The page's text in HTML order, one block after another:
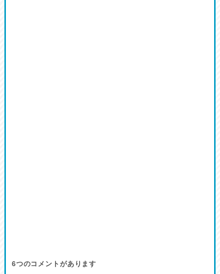
6つのコメントがあります